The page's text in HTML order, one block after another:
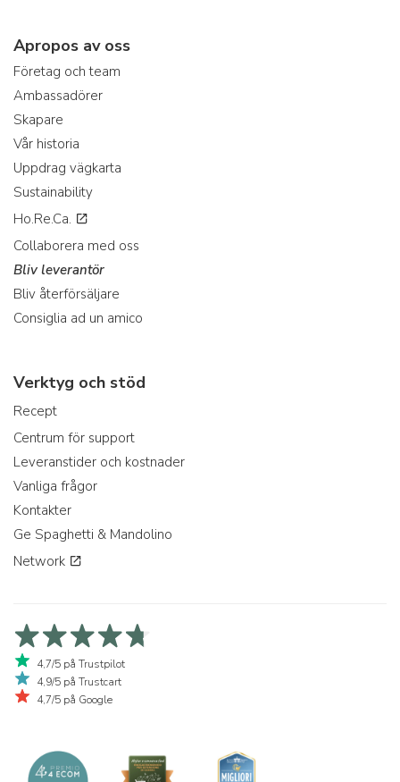
Apropos av oss
Företag och team
Ambassadörer
Skapare
Vår historia
Uppdrag vägkarta
Sustainability
Ho.Re.Ca.
Collaborera med oss
Bliv leverantör
Bliv återförsäljare
Consiglia ad un amico
Verktyg och stöd
Recept
Centrum för support
Leveranstider och kostnader
Vanliga frågor
Kontakter
Ge Spaghetti & Mandolino
Network
4,7/5 på Trustpilot
4,9/5 på Trustcart
4,7/5 på Google